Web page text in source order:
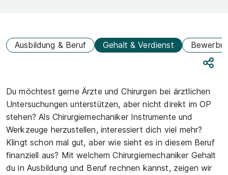
Ausbildung & Beruf Gehalt & Verdienst
Du möchtest gerne Ärzte und Chirurgen bei ärztlichen
Untersuchungen unterstützen, aber nicht direkt im OP
stehen? Als Chirurgiemechaniker Instrumente und
Werkzeuge herzustellen, interessiert dich viel mehr?
Klingt schon mal gut, aber wie sieht es in diesem Beruf
finanziell aus? Mit welchem Chirurgiemechaniker Gehalt
du in Ausbildung und Beruf rechnen kannst, zeigen wir